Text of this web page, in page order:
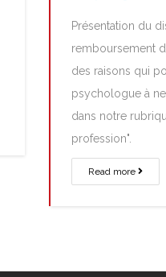
Présentation du
remboursement
des raisons qui
psychologue à
dans notre
profession".
Read more